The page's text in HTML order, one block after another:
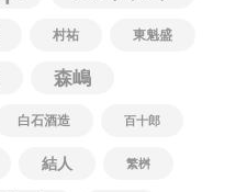
村祐 東魁盛
森嶋
白石酒造 百十郎
結人 繁桝